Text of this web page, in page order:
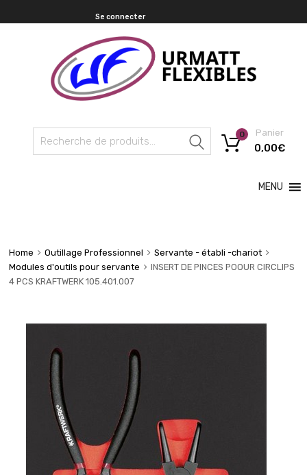
Se connecter
Recherche
Panier
0,00€
0
MENU
Home Outillage Professionnel
Servante - établi -chariot
Modules d'outils pour servante
INSERT DE PINCES POOUR CIRCLIPS
4 PCS KRAFTWERK 105.401.007